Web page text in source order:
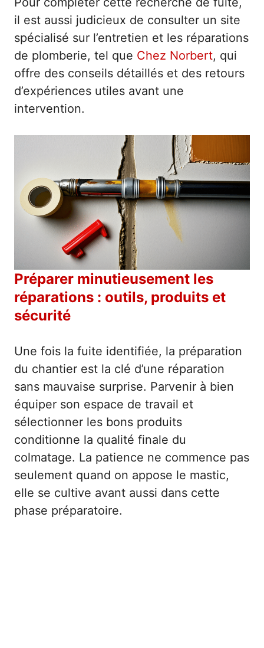
il est aussi judicieux de consulter un site
spécialisé sur l’entretien et les réparations
de plomberie, tel que Chez Norbert, qui
offre des conseils détaillés et des retours
d’expériences utiles avant une
intervention.
Préparer minutieusement les
réparations : outils, produits et
sécurité
Une fois la fuite identifiée, la préparation
du chantier est la clé d’une réparation
sans mauvaise surprise. Parvenir à bien
équiper son espace de travail et
sélectionner les bons produits
conditionne la qualité finale du
colmatage. La patience ne commence pas
seulement quand on appose le mastic,
elle se cultive avant aussi dans cette
phase préparatoire.